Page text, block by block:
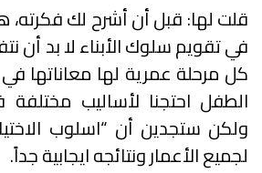
قلت لها: قبل أن أشرح لك
في تقويم سلوك الأبناء لا بد أن
كل مرحلة عمرية لها معاناتها في
الطفل احتجنا لأساليب
ولكن ستجدين أن “اسلوب
لجميع الأعمار ونتائجه ايجابية جداً.